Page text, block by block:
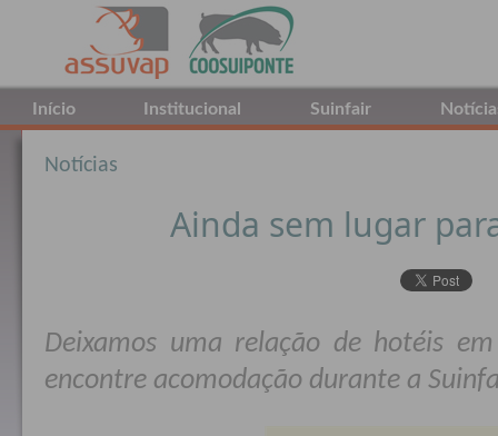
Início Institucional Suinfair
Notícias
Ainda sem lugar
Deixamos uma relação de hotéis
encontre acomodação durante a